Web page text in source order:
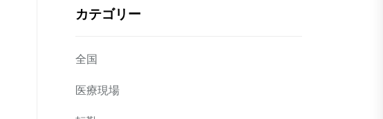
カテゴリー
全国
医療現場